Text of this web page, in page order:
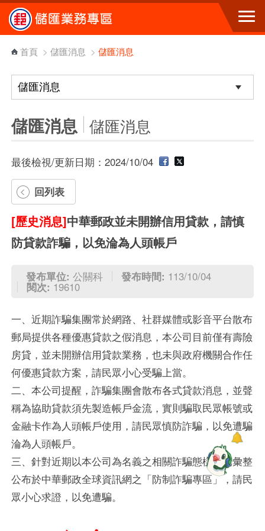
跳到主要內容區塊
首頁 > 儲匯消息 > 儲匯消息
儲匯消息 儲匯消息
最後檢視/更新日期：2024/10/04
回列表
[歷史消息]中華郵政並未開辦信用貸款，請慎
防貸款詐騙，以免淪為人頭帳戶
發布單位: 公關科 發布時間: 113/10/04
閱次: 19610
一、近期詐騙集團常於網路、社群媒體或影音平台散布
郵局提供各種優惠貸款之假消息，本公司目前僅有壽險
房貸，並未開辦信用貸款業務，也未與政府機關合作任
何優惠貸款方案，請民眾小心受騙上當。
二、本公司提醒，詐騙集團會散布各式貸款消息，並聲
稱為協助貸款須先製造帳戶金流，實則騙取民眾帳號或
金融卡作為人頭帳戶使用，請民眾慎防詐騙，以免遭騙
淪為人頭帳戶。
三、針對近期以本公司為名義之相關詐騙態樣，已彙整
公布於中華郵政全球資訊網之「防制詐騙專區」，請民
眾小心求證，以免遭騙。